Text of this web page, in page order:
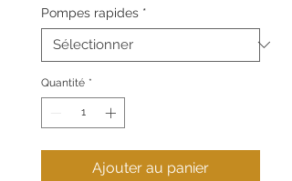
Pompes rapides *
Quantité *
Ajouter au panier